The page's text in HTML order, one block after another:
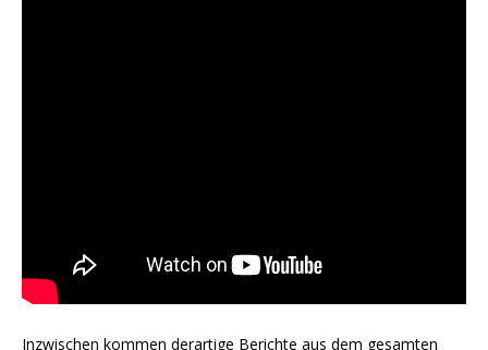
Inzwischen kommen derartige Berichte aus dem gesamten